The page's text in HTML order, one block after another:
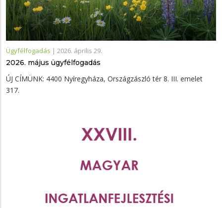
Ügyfélfogadás | 2026. április 29.
2026. május ügyfélfogadás
ÚJ CÍMÜNK: 4400 Nyíregyháza, Országzászló tér 8. III. emelet
317.